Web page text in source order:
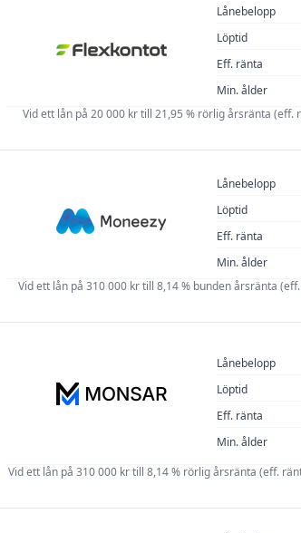
Lånebelopp
Löptid
Eff. ränta
Min. ålder
Vid ett lån på 20 000 kr till 21,95 % rörlig årsränta (eff.
Lånebelopp
Löptid
Eff. ränta
Min. ålder
Vid ett lån på 310 000 kr till 8,14 % bunden årsränta
Lånebelopp
Löptid
Eff. ränta
Min. ålder
Vid ett lån på 310 000 kr till 8,14 % rörlig årsränta (eff.